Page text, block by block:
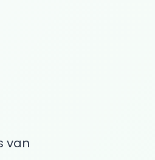
van